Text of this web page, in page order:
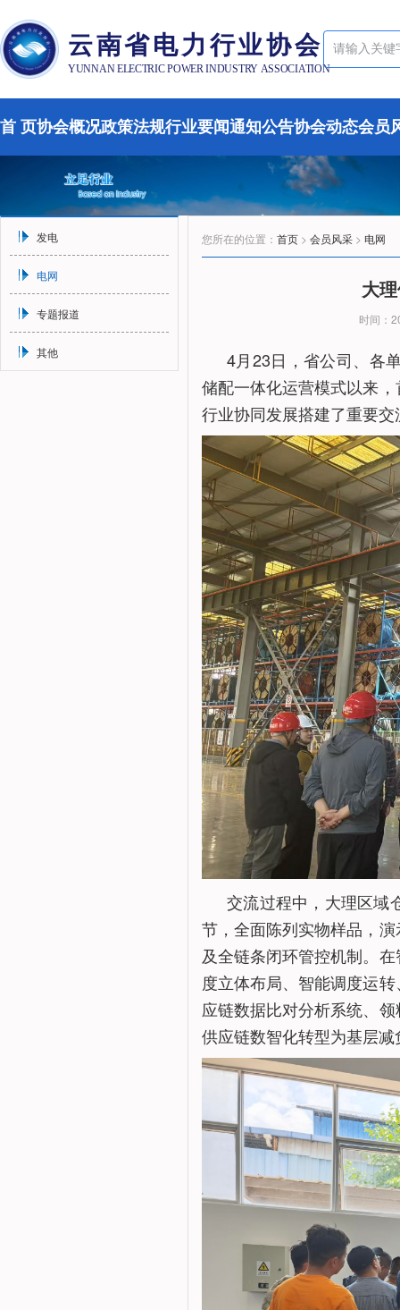
云南省电力行业协会
YUNNAN ELECTRIC POWER INDUSTRY ASSOCIATION
首 页协会概况政策法规行业要闻通知公告协会动态会员
发电
电网
专题报道
其他
您所在的位置： 首页 > 会员风采 > 电网
大
时间：
4月23日，省公司、各
储配一体化运营模式以来
行业协同发展搭建了重要交
交流过程中，大理区域
节，全面陈列实物样品，
及全链条闭环管控机制。
度立体布局、智能调度运
应链数据比对分析系统、
供应链数智化转型为基层